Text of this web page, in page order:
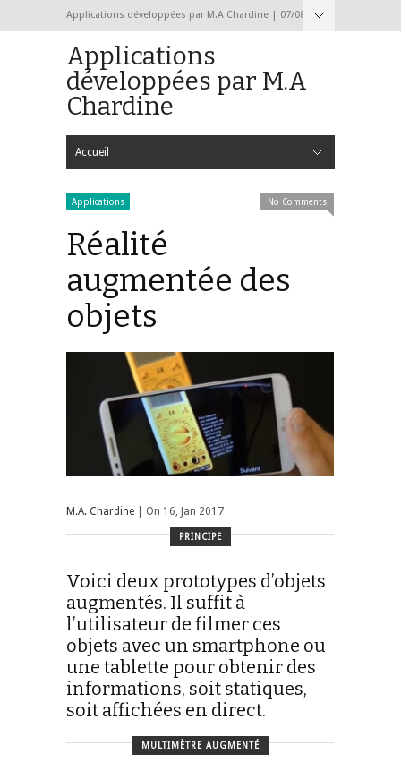
Applications développées par M.A Chardine | 07/08/2026
Applications
développées par M.A
Chardine
Accueil
Applications No Comments
Réalité
augmentée des
objets
M.A. Chardine | On 16, Jan 2017
PRINCIPE
Voici deux prototypes d’objets
augmentés. Il suffit à
l’utilisateur de filmer ces
objets avec un smartphone ou
une tablette pour obtenir des
informations, soit statiques,
soit affichées en direct.
MULTIMÈTRE AUGMENTÉ